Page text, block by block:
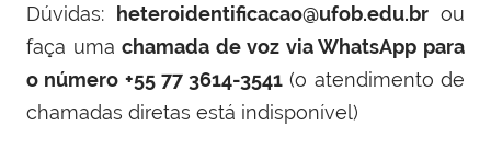
Dúvidas: heteroidentificacao@ufob.edu.br ou
faça umachamada de voz via WhatsApp para
o número +55 77 3614-3541 (o atendimento de
chamadas diretas está indisponível)